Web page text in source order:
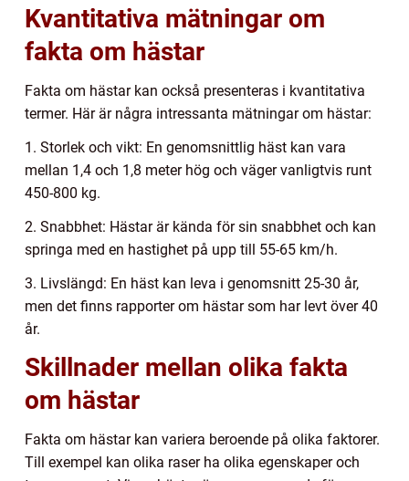
Kvantitativa mätningar om
fakta om hästar
Fakta om hästar kan också presenteras i kvantitativa
termer. Här är några intressanta mätningar om hästar:
1. Storlek och vikt: En genomsnittlig häst kan vara
mellan 1,4 och 1,8 meter hög och väger vanligtvis runt
450-800 kg.
2. Snabbhet: Hästar är kända för sin snabbhet och kan
springa med en hastighet på upp till 55-65 km/h.
3. Livslängd: En häst kan leva i genomsnitt 25-30 år,
men det finns rapporter om hästar som har levt över 40
år.
Skillnader mellan olika fakta
om hästar
Fakta om hästar kan variera beroende på olika faktorer.
Till exempel kan olika raser ha olika egenskaper och